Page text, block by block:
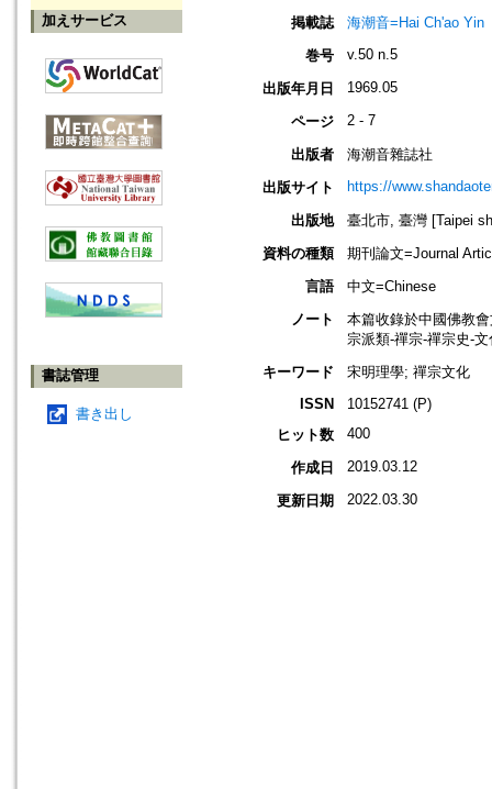
加えサービス
書誌管理
書き出し
掲載誌
海潮音=Hai Ch'ao Yin
巻号
v.50 n.5
出版年月日 1969.05
ページ 2 - 7
出版者
海潮音雜誌社
出版サイト
https://
出版地
臺北市, 臺灣 [Taipei
資料の種類
期刊論文=Journal
言語
中文=Chinese
ノート
本篇收錄於中國佛教
宗派類-禪宗-禪宗史-文
キーワード
宋明理學; 禪宗文化
ISSN
10152741 (P)
ヒット数
400
作成日 2019.03.12
更新日期 2022.03.30